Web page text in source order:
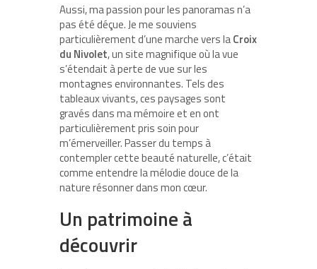
Aussi, ma passion pour les panoramas n’a
pas été déçue. Je me souviens
particulièrement d’une marche vers laCroix
du Nivolet, un site magnifique où la vue
s’étendait à perte de vue sur les
montagnes environnantes. Tels des
tableaux vivants, ces paysages sont
gravés dans ma mémoire et en ont
particulièrement pris soin pour
m’émerveiller. Passer du temps à
contempler cette beauté naturelle, c’était
comme entendre la mélodie douce de la
nature résonner dans mon cœur.
Un patrimoine à
découvrir